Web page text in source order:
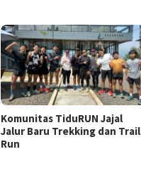
Komunitas TiduRUN Jajal
Jalur Baru Trekking dan Trail
Run